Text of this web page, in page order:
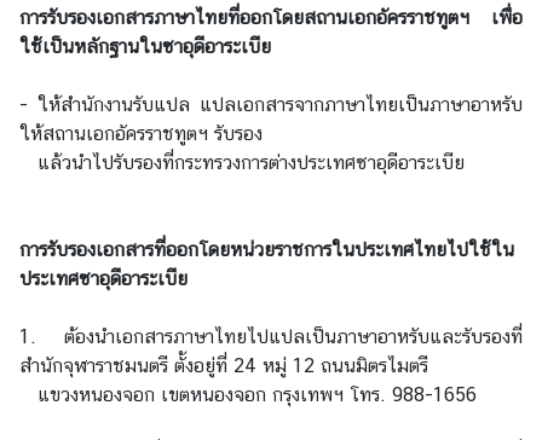
ก
ะ
ท
ร
ก
า
ต่
า
ง
การรับรองเอกสารภาษาไทยที่ออกโดยสถานเอกอัครราชทูตฯ เพื่อ
ใช้เป็นหลักฐานในซาอุดีอาระเบีย
- ให้สำนักงานรับแปล แปลเอกสารจากภาษาไทยเป็นภาษาอาหรับ
ให้สถานเอกอัครราชทูตฯ รับรอง
แล้วนำไปรับรองที่กระทรวงการต่างประเทศซาอุดีอาระเบีย
การรับรองเอกสารที่ออกโดยหน่วยราชการในประเทศไทยไปใช้ใน
ประเทศซาอุดีอาระเบีย
1. ต้องนำเอกสารภาษาไทยไปแปลเป็นภาษาอาหรับและรับรองที่
สำนักจุฬาราชมนตรี ตั้งอยู่ที่ 24 หมู่ 12 ถนนมิตรไมตรี
แขวงหนองจอก เขตหนองจอก กรุงเทพฯ โทร. 988-1656